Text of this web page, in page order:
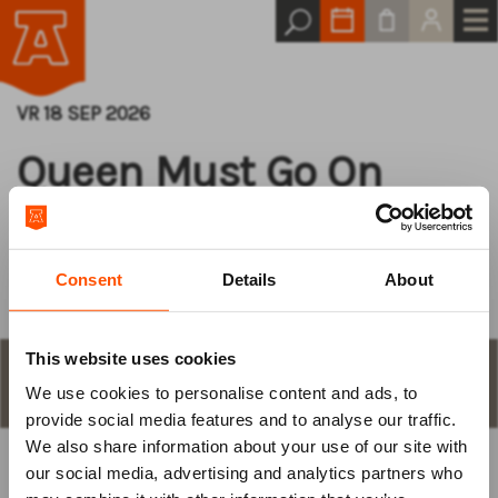
Consent Details About
This website uses cookies
We use cookies to personalise content and ads, to
provide social media features and to analyse our traffic.
We also share information about your use of our site with
our social media, advertising and analytics partners who
VR 18 SEP 2026
Queen Must Go On
All About the Hits
aantal plaatsen en keuze
KIES ZELF EEN PLAATS
Log van tevoren
in